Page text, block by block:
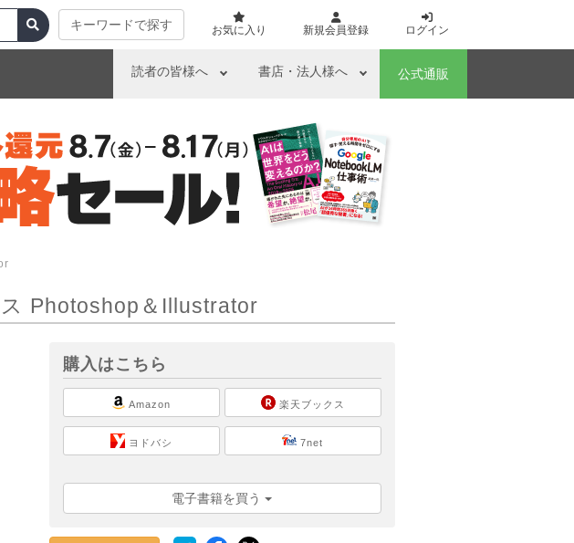
キーワードで探す お気に入り 新規会員登録 ログイン
読者の皆様へ 書店・法人様へ 公式通販
Photoshop＆Illustrator
購入はこちら
Amazon
ヨドバシ
楽天ブックス
7net
電子書籍を買う